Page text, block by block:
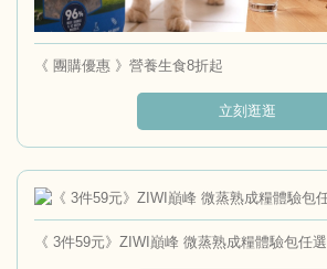
《 團購優惠 》營養生食8折起
立刻逛逛
《 3件59元》ZIWI巔峰 微蒸熟成糧體驗包任選